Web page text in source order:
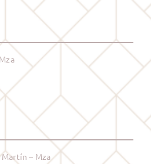
Martín – Mza